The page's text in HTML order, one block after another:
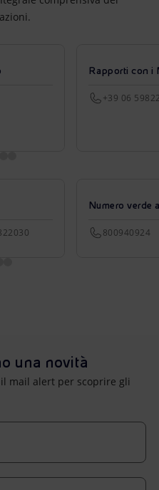
Rapporti con i
+39 06
Numero verde
800940924
una novità
mail alert per scoprire gli